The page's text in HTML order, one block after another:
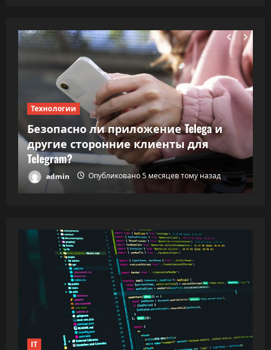
Технологии
Безопасно ли приложение Telega и
другие сторонние клиенты для
Telegram?
admin Опубликовано 5 месяцев тому назад
IT